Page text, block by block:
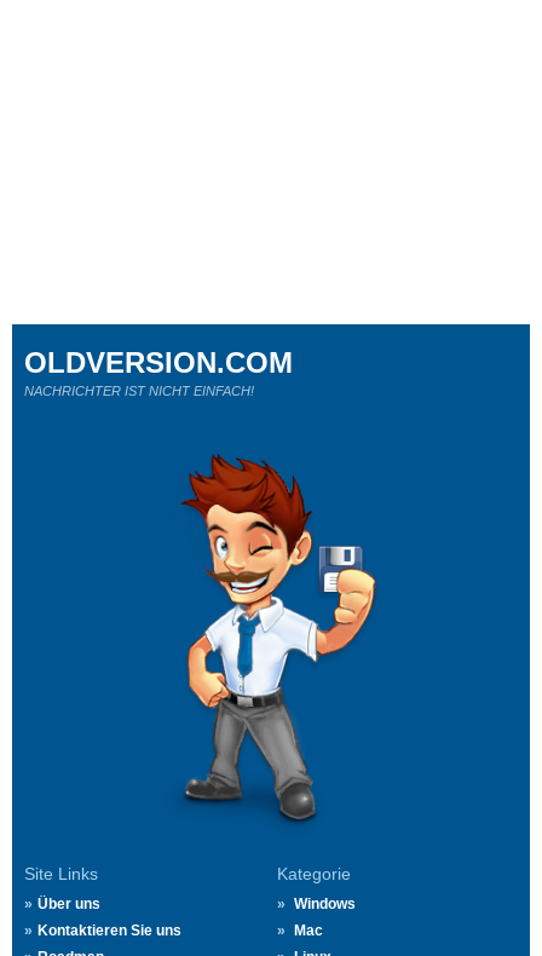
Site Links
Über uns
Kontaktieren Sie uns
Kategorie
Windows
Mac
OLDVERSION.COM
NACHRICHTER IST NICHT EINFACH!